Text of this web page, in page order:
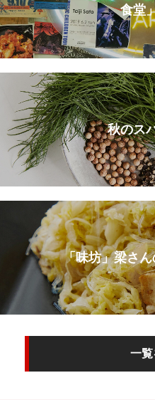
食堂
秋のス
「味坊」梁さ
一覧